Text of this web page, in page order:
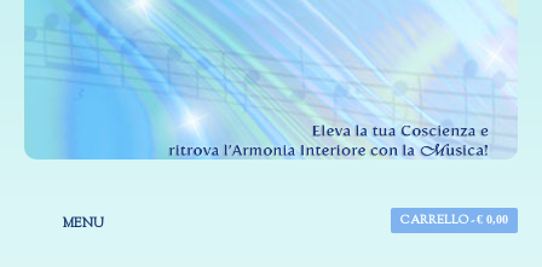
MENU CARRELLO -€ 0,00